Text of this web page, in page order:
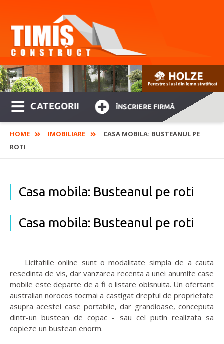
CATEGORII ÎNSCRIERE FIRMĂ
HOME IMOBILIARE
CASA MOBILA: BUSTEANUL PE
ROTI
Casa mobila: Busteanul pe roti
Casa mobila: Busteanul pe roti
Licitatiile online sunt o modalitate simpla de a cauta
resedinta de vis, dar vanzarea recenta a unei anumite case
mobile este departe de a fi o listare obisnuita. Un ofertant
australian norocos tocmai a castigat dreptul de proprietate
asupra acestei case portabile, dar grandioase, conceputa
dintr-un bustean de copac - sau cel putin realizata sa
copieze un bustean enorm.